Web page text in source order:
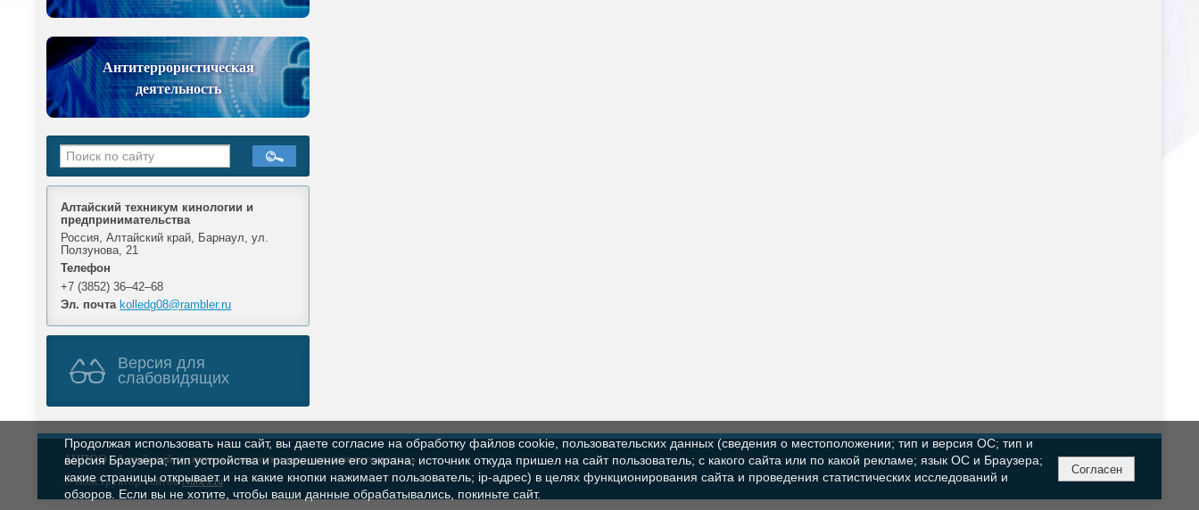
Антитеррористическая
деятельность
Алтайский техникум кинологии и
предпринимательства
Россия, Алтайский край, Барнаул, ул.
Ползунова, 21
Телефон
+7 (3852) 36‒42‒68
Эл. почта kolledg08@rambler.ru
Версия для
слабовидящих
АНПОО«Алтайский техникум кинологии и предпринимательства»
© Конструктор сайтовNubex.ru
Продолжая использовать наш сайт, вы даете согласие на обработку файлов cookie, пользовательских данных (сведения о местоположении; тип и версия ОС; тип и
версия Браузера; тип устройства и разрешение его экрана; источник откуда пришел на сайт пользователь; с какого сайта или по какой рекламе; язык ОС и Браузера;
какие страницы открывает и на какие кнопки нажимает пользователь; ip-адрес) в целях функционирования сайта и проведения статистических исследований и
обзоров. Если вы не хотите, чтобы ваши данные обрабатывались, покиньте сайт.
Согласен